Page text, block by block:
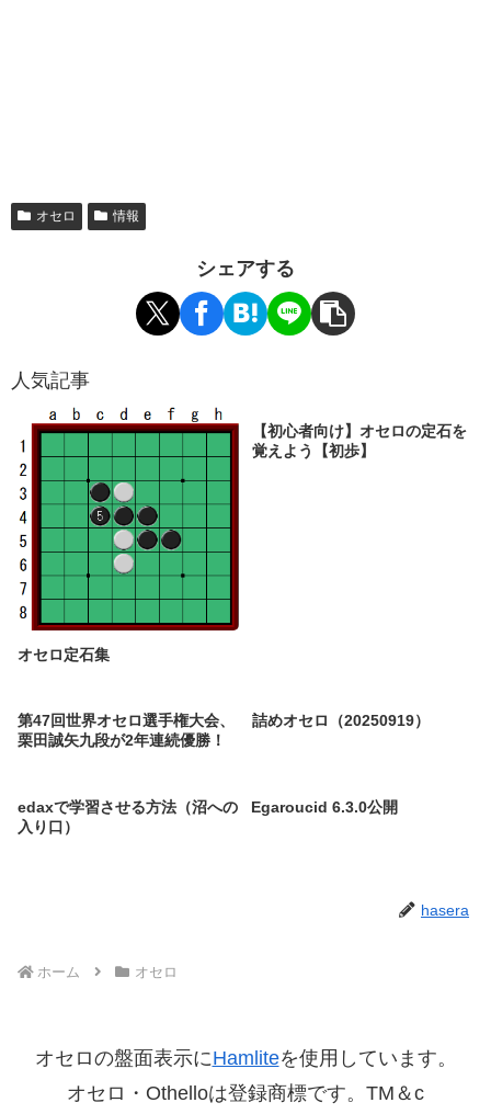
オセロ 情報
シェアする
人気記事
オセロ定石集
【初心者向け】オセロの定石を
覚えよう【初歩】
第47回世界オセロ選手権大会、
栗田誠矢九段が2年連続優勝！
詰めオセロ（20250919）
edaxで学習させる方法（沼への
入り口）
Egaroucid 6.3.0公開
hasera
ホーム オセロ
オセロの盤面表示にHamliteを使用しています。
オセロ・Othelloは登録商標です。TM＆c